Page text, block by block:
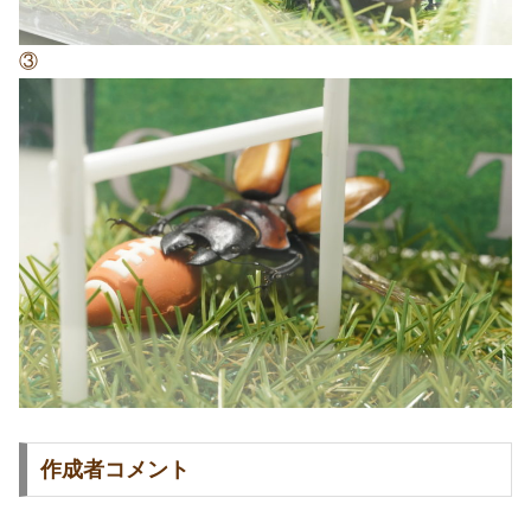
③
作成者コメント